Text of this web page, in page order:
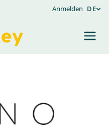
Anmelden DE